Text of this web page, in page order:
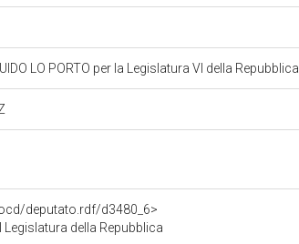
LO PORTO per la Legislatura VI della Repubblica
deputato.rdf/d3480_6>
Legislatura della Repubblica